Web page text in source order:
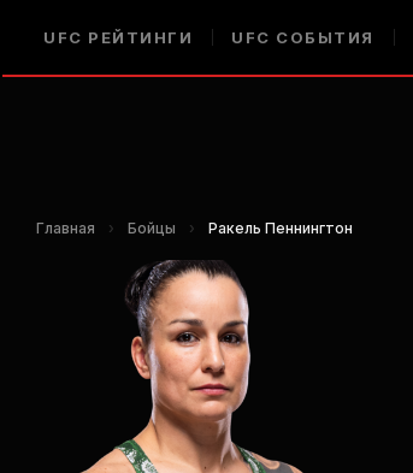
UFC РЕЙТИНГИ UFC СОБЫТИЯ
Главная › Бойцы › Ракель Пеннингтон